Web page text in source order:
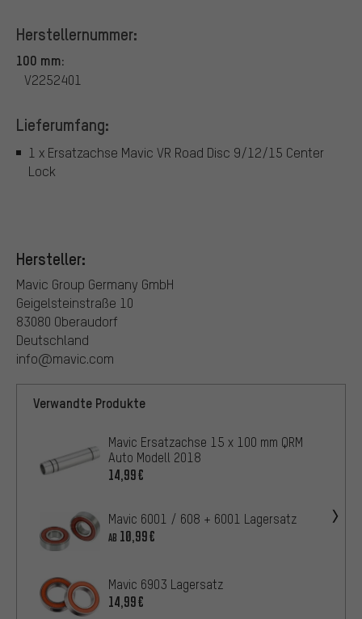
Herstellernummer:
100 mm:
V2252401
Lieferumfang:
1 x Ersatzachse Mavic VR Road Disc 9/12/15 Center
Lock
Hersteller:
Mavic Group Germany GmbH
Geigelsteinstraße 10
83080 Oberaudorf
Deutschland
info@mavic.com
Verwandte Produkte
Mavic Ersatzachse 15 x 100 mm QRM
Auto Modell 2018
14,99€
Mavic 6001 / 608 + 6001 Lagersatz
AB 10,99€
Mavic 6903 Lagersatz
14,99€